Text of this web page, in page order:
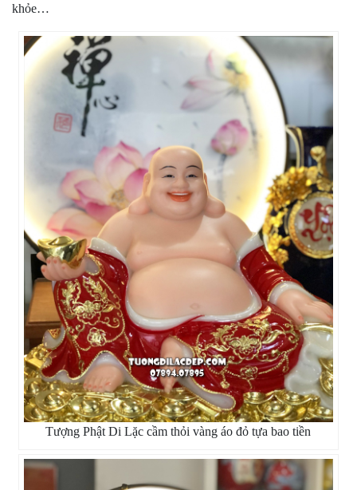
khỏe…
Tượng Phật Di Lặc cầm thỏi vàng áo đỏ tựa bao tiền